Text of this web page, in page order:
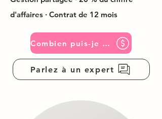
d'affaires · Contrat de 12 mois
Combien puis-je gagner ?
Parlez à un expert